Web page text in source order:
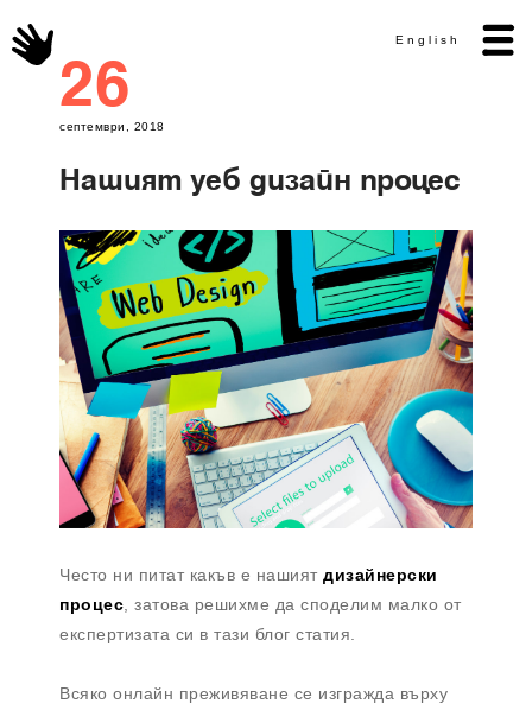
English
26
септември, 2018
Нашият уеб дизайн процес
Често ни питат какъв е нашият дизайнерски
процес , затова решихме да споделим малко от
експертизата си в тази блог статия.
Всяко онлайн преживяване се изгражда върху